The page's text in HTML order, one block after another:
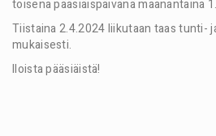
toisena pääsiäispäivänä maanantaina
Tiistaina 2.4.2024 liikutaan taas tunti-
mukaisesti.
Iloista pääsiäistä!